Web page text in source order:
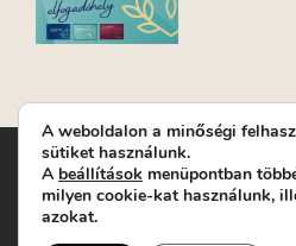
Turay Ida Színház Közhasznú
helyszín: Turay Ida Színház 1089
Levelezési cím: 1089 Budapest,
A weboldalon a minőségi
sütiket használunk.
A beállítások menüpontban
milyen cookie-kat használunk,
azokat.